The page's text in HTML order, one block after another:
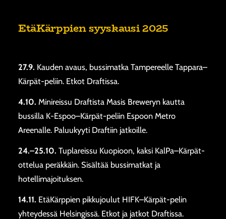
EtäKärppien syyskausi 2025
27.9. Kauden avaus, bussimatka Tampereelle Tappara–
Kärpät-peliin. Etkot Draftissa.
4.10. Minireissu Draftista Masis Breweryn kautta
bussilla K-Espoo–Kärpät-peliin Espoon Metro
Areenalle. Paluukyyti Draftiin jatkoille.
24.–25.10. Tuplareissu Kuopioon, kaksi KalPa–Kärpät-
ottelua peräkkäin. Sisältää bussimatkat ja
hotellimajoituksen.
14.11. EtäKärppien pikkujoulut HIFK–Kärpät-pelin
yhteydessä Helsingissä. Etkot ja jatkot Draftissa.